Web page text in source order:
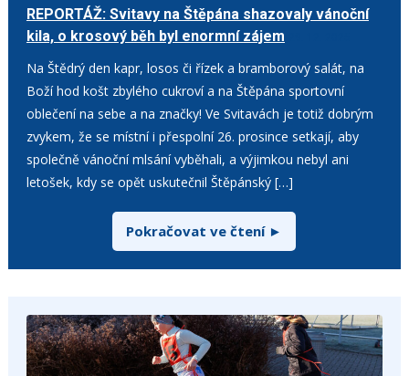
REPORTÁŽ: Svitavy na Štěpána shazovaly vánoční
kila, o krosový běh byl enormní zájem
Na Štědrý den kapr, losos či řízek a bramborový salát, na
Boží hod košt zbylého cukroví a na Štěpána sportovní
oblečení na sebe a na značky! Ve Svitavách je totiž dobrým
zvykem, že se místní i přespolní 26. prosince setkají, aby
společně vánoční mlsání vyběhali, a výjimkou nebyl ani
letošek, kdy se opět uskutečnil Štěpánský […]
Pokračovat ve čtení ►